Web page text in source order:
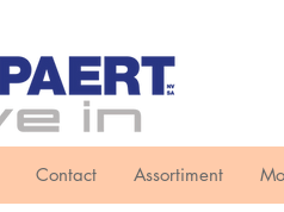
Contact Assortiment